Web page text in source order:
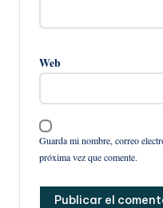
Web
Guarda mi nombre, correo
próxima vez que comente.